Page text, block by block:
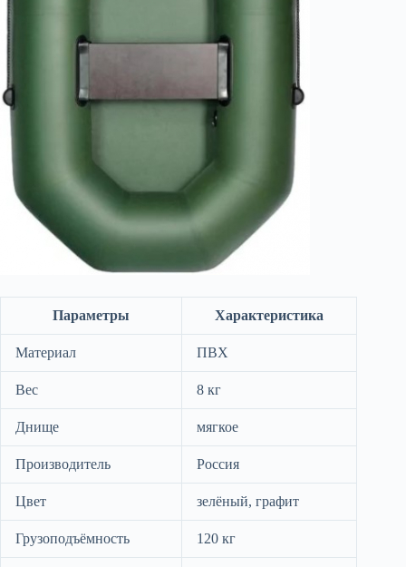
Параметры Характеристика
Материал ПВХ
Вес 8 кг
Днище мягкое
Производитель Россия
Цвет зелёный, графит
Грузоподъёмность 120 кг